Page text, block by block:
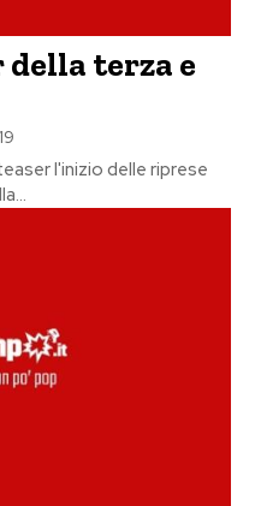
terza e
l'inizio delle riprese